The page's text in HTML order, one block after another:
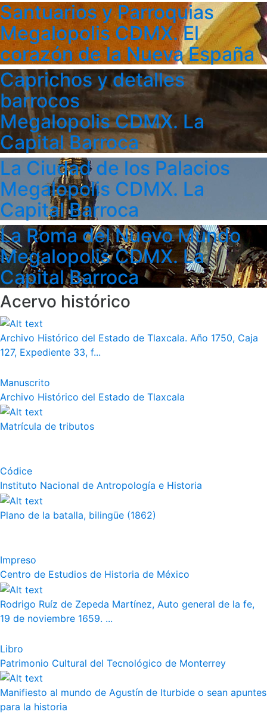
Santuarios y Parroquias
Megalopolis CDMX. El
corazón de la Nueva España
Caprichos y detalles
barrocos
Megalopolis CDMX. La
Capital Barroca
La Ciudad de los Palacios
Megalopolis CDMX. La
Capital Barroca
La Roma del Nuevo Mundo
Megalopolis CDMX. La
Capital Barroca
Acervo histórico
Archivo Histórico del Estado de Tlaxcala. Año 1750, Caja
127, Expediente 33, f...
Manuscrito
Archivo Histórico del Estado de Tlaxcala
Matrícula de tributos
Códice
Instituto Nacional de Antropología e Historia
Plano de la batalla, bilingüe (1862)
Impreso
Centro de Estudios de Historia de México
Rodrigo Ruíz de Zepeda Martínez, Auto general de la fe,
19 de noviembre 1659. ...
Libro
Patrimonio Cultural del Tecnológico de Monterrey
Manifiesto al mundo de Agustín de Iturbide o sean apuntes
para la historia